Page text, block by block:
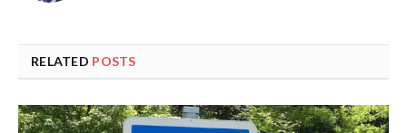
RELATED POSTS